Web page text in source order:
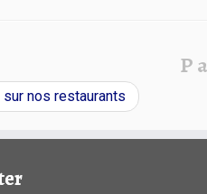
nos restaurants